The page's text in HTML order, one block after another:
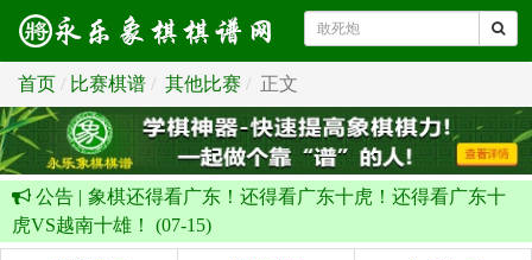
首页 比赛棋谱 其他比赛 正文
公告 | 象棋还得看广东！还得看广东十虎！还得看广东十
虎VS越南十雄！ (07-15)